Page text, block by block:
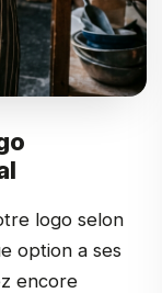
logo selon
option a ses
encore